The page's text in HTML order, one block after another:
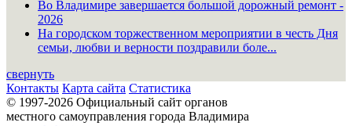
Во Владимире завершается большой дорожный ремонт -
2026
На городском торжественном мероприятии в честь Дня
семьи, любви и верности поздравили боле...
свернуть
Контакты Карта сайта Статистика
© 1997-2026 Официальный сайт органов
местного самоуправления города Владимира